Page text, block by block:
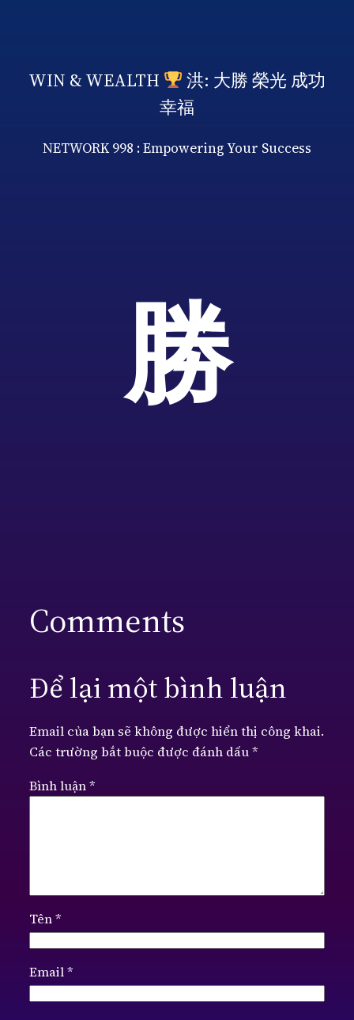
WIN & WEALTH
洪: 大勝 榮光 成功
幸福
NETWORK 998 : Empowering Your Success
勝
Comments
Để lại một bình luận
Email của bạn sẽ không được hiển thị công khai.
Các trường bắt buộc được đánh dấu*
Bình luận*
Tên*
Email*